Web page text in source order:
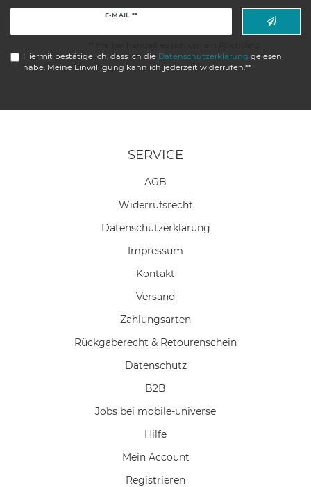
E-MAIL **
Hiermit bestätige ich, dass ich die Daten­schutz­erklärung gelesen
habe. Meine Einwilligung kann ich jederzeit widerrufen.**
SERVICE
AGB
Widerrufs­recht
Daten­schutz­erklärung
Impressum
Kontakt
Versand
Zahlungsarten
Rückgaberecht & Retourenschein
Datenschutz
B2B
Jobs bei mobile-universe
Hilfe
Mein Account
Registrieren